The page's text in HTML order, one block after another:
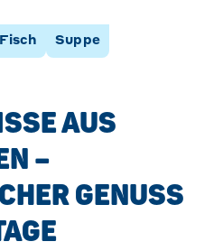
Fisch Suppe
AUS
–
GENUSS